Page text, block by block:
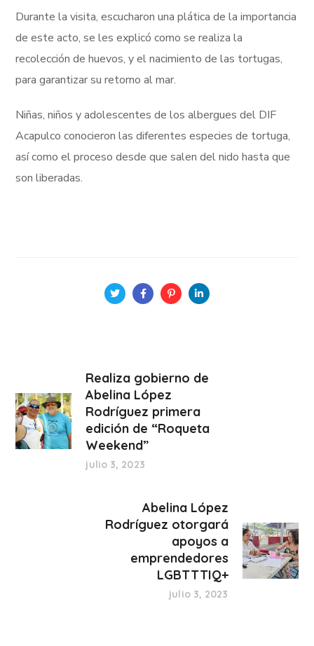
Durante la visita, escucharon una plática de la importancia
de este acto, se les explicó como se realiza la
recolección de huevos, y el nacimiento de las tortugas,
para garantizar su retorno al mar.
Niñas, niños y adolescentes de los albergues del DIF
Acapulco conocieron las diferentes especies de tortuga,
así como el proceso desde que salen del nido hasta que
son liberadas.
Realiza gobierno de
Abelina López
Rodríguez primera
edición de “Roqueta
Weekend”
julio 3, 2023
Abelina López
Rodríguez otorgará
apoyos a
emprendedores
LGBTTTIQ+
julio 3, 2023